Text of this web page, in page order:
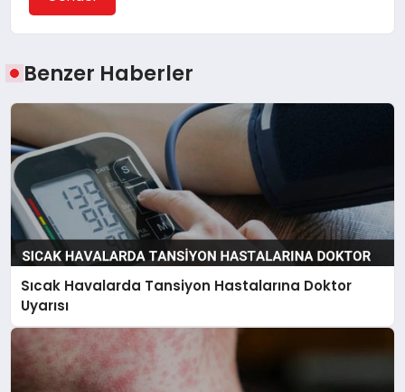
Benzer Haberler
Sıcak Havalarda Tansiyon Hastalarına Doktor
Uyarısı